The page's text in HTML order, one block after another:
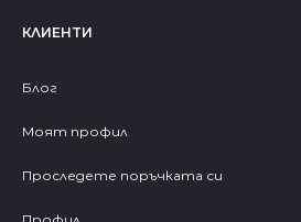
КЛИЕНТИ
Блог
Моят профил
Проследете поръчката си